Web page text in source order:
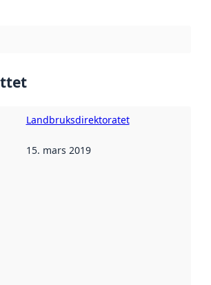
Landbruksdirektoratet
datoen
ble
ha
15. mars 2019